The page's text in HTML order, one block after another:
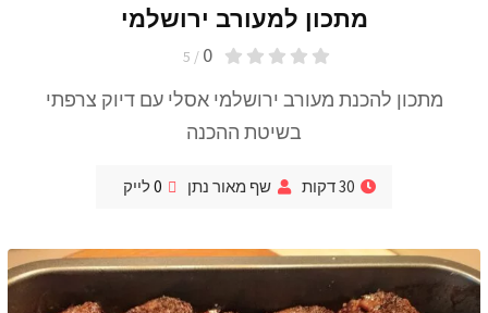
מתכון למעורב ירושלמי
0
/ 5
מתכון להכנת מעורב ירושלמי אסלי עם דיוק צרפתי
בשיטת ההכנה
30 דקות שף מאור נתן 0לייק